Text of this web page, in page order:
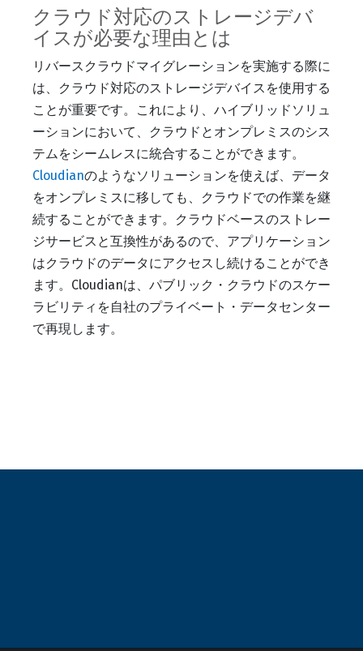
クラウド対応のストレージデバ
イスが必要な理由とは
リバースクラウドマイグレーションを実施する際に
は、クラウド対応のストレージデバイスを使用する
ことが重要です。これにより、ハイブリッドソリュ
ーションにおいて、クラウドとオンプレミスのシス
テムをシームレスに統合することができます。
Cloudianのようなソリューションを使えば、データ
をオンプレミスに移しても、クラウドでの作業を継
続することができます。クラウドベースのストレー
ジサービスと互換性があるので、アプリケーション
はクラウドのデータにアクセスし続けることができ
ます。Cloudianは、パブリック・クラウドのスケー
ラビリティを自社のプライベート・データセンター
で再現します。